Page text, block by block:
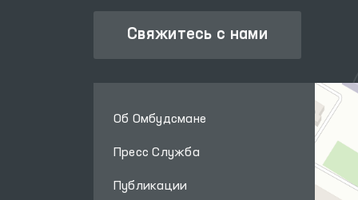
Свяжитесь с нами
Об Омбудсмане
Пресс Служба
Публикации